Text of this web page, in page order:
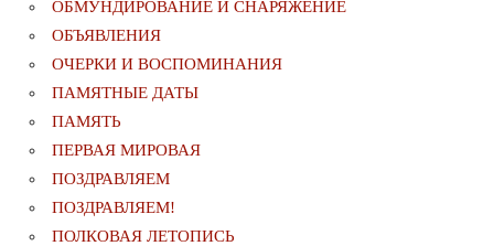
ОБМУНДИРОВАНИЕ И СНАРЯЖЕНИЕ
ОБЪЯВЛЕНИЯ
ОЧЕРКИ И ВОСПОМИНАНИЯ
ПАМЯТНЫЕ ДАТЫ
ПАМЯТЬ
ПЕРВАЯ МИРОВАЯ
ПОЗДРАВЛЯЕМ
ПОЗДРАВЛЯЕМ!
ПОЛКОВАЯ ЛЕТОПИСЬ